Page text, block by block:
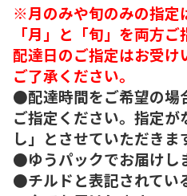
※月のみや旬のみの指定
「月」と「旬」を両方ご
配達日のご指定はお受け
ご了承ください。
●配達時間をご希望の場
ご指定ください。指定が
し」とさせていただきま
●ゆうパックでお届けし
●チルドと表記されてい